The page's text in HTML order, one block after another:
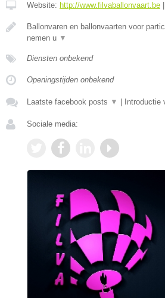
Website: http://www.filvaballonvaart.be
Ballonvaren en ballonvaarten voor
nemen u ▼
Diensten onbekend
Openingstijden onbekend
Laatste facebook posts ▼ Introductie
Sociale media: